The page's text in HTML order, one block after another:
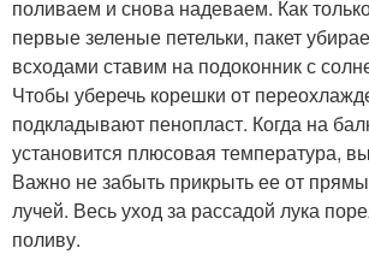
поливаем и снова надеваем. Как
первые зеленые петельки, пакет
всходами ставим на подоконник с
Чтобы уберечь корешки от
подкладывают пенопласт. Когда на
установится плюсовая температура,
Важно не забыть прикрыть ее от
лучей. Весь уход за рассадой лука
поливу.